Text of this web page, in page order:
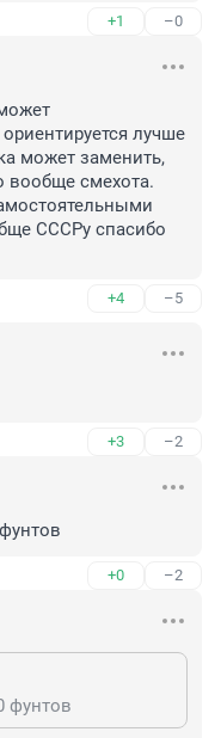
+1 –0
лучше
может заменить,
вообще смехота.
СССРу спасибо
+4 –5
+3 –2
+0 –2
фунтов